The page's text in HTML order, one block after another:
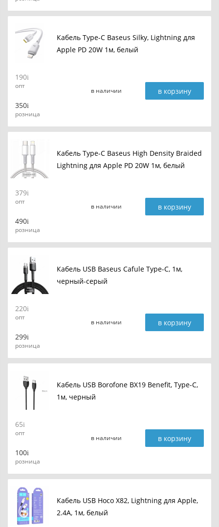
Кабель Type-C Baseus Silky, Lightning для
Apple PD 20W 1м, белый
190
опт
350
розница
в наличии в корзину
Кабель Type-C Baseus High Density Braided
Lightning для Apple PD 20W 1м, белый
379
опт
490
розница
в наличии в корзину
Кабель USB Baseus Cafule Type-C, 1м,
черный-серый
220
опт
299
розница
в наличии в корзину
Кабель USB Borofone BX19 Benefit, Type-C,
1м, черный
65
опт
100
розница
в наличии в корзину
Кабель USB Hoco X82, Lightning для Apple,
2.4A, 1м, белый